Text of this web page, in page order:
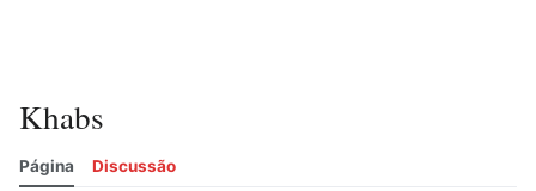
Khabs
Página Discussão